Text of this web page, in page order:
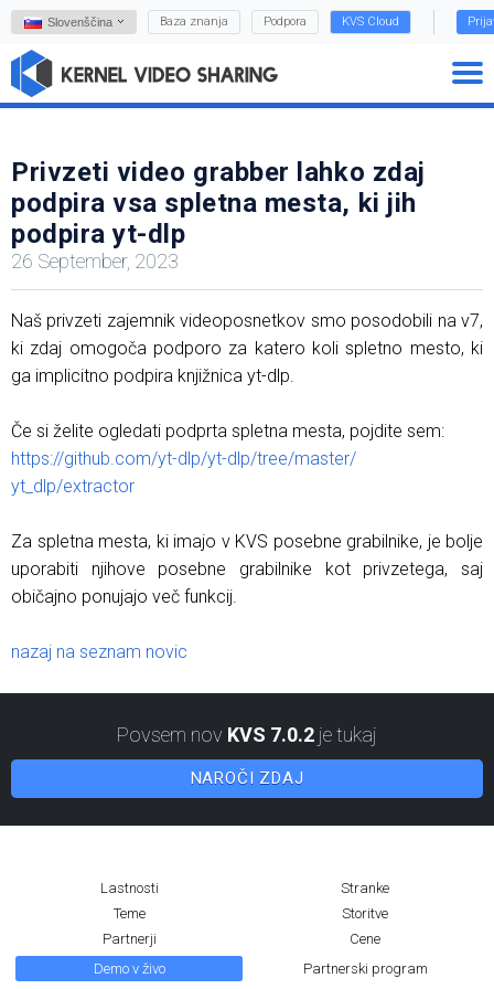
Slovenščina Baza znanja Podpora KVS Cloud
Privzeti video grabber lahko zdaj
podpira vsa spletna mesta, ki jih
podpira yt-dlp
26 September, 2023
Naš privzeti zajemnik videoposnetkov smo posodobili na v7,
ki zdaj omogoča podporo za katero koli spletno mesto, ki
ga implicitno podpira knjižnica yt-dlp.
Če si želite ogledati podprta spletna mesta, pojdite sem:
https://github.com/yt-dlp/yt-dlp/tree/master/
yt_dlp/extractor
Za spletna mesta, ki imajo v KVS posebne grabilnike, je bolje
uporabiti njihove posebne grabilnike kot privzetega, saj
običajno ponujajo več funkcij.
nazaj na seznam novic
Povsem nov KVS 7.0.2 je tukaj
NAROČI ZDAJ
Lastnosti
Stranke
Teme
Storitve
Partnerji
Cene
Demo v živo
Partnerski program